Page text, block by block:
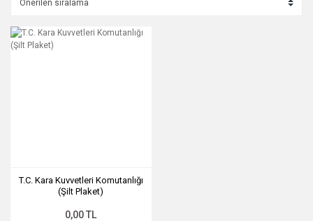
T.C. Kara Kuvvetleri Komutanlığı
(Şilt Plaket)
0,00 TL